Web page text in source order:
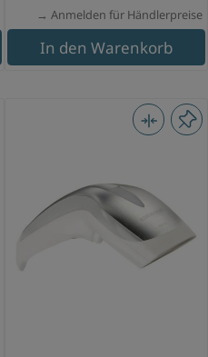
→ Anmelden für Händlerpreise
In den Warenkorb